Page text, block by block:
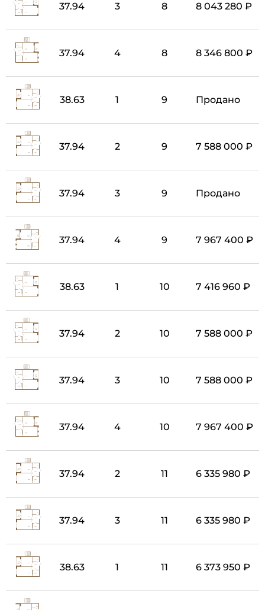
37.94 3 8 8 043 280 ₽
37.94 4 8 8 346 800 ₽
38.63 1 9 Продано
37.94 2 9 7 588 000 ₽
37.94 3 9 Продано
37.94 4 9 7 967 400 ₽
38.63 1 10 7 416 960 ₽
37.94 2 10 7 588 000 ₽
37.94 3 10 7 588 000 ₽
37.94 4 10 7 967 400 ₽
37.94 2 11 6 335 980 ₽
37.94 3 11 6 335 980 ₽
38.63 1 11 6 373 950 ₽